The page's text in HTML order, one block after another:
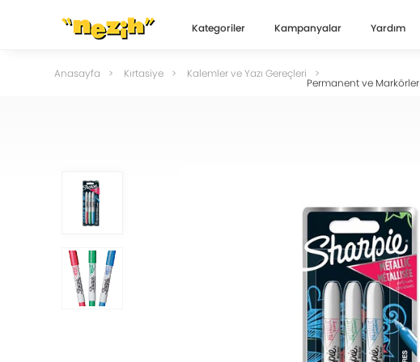
Kategoriler Kampanyalar Yardım
Anasayfa Kırtasiye Kalemler ve Yazı Gereçleri
Permanent ve Markörler